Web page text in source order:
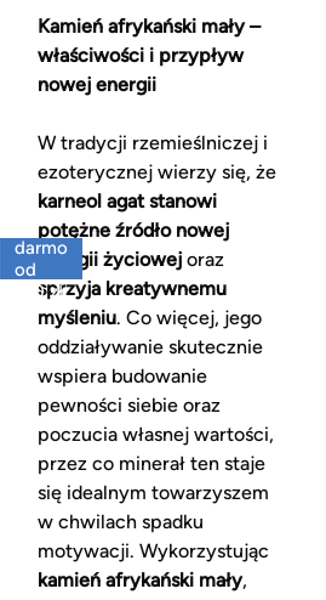
darmo
od
150 zł
Kamień afrykański mały –
właściwości i przypływ
nowej energii
W tradycji rzemieślniczej i
ezoterycznej wierzy się, że
karneol agat stanowi
potężne źródło nowej
energii życiowejoraz
sprzyja kreatywnemu
myśleniu. Co więcej, jego
oddziaływanie skutecznie
wspiera budowanie
pewności siebie oraz
poczucia własnej wartości,
przez co minerał ten staje
się idealnym towarzyszem
w chwilach spadku
motywacji. Wykorzystując
kamień afrykański mały,